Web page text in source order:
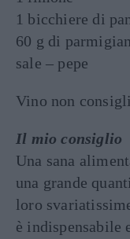
1 bicchiere di
60 g di
sale – pepe
Vino non
Il mio consiglio
Una sana
una grande
loro
è indispensabile